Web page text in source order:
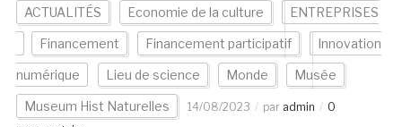
ACTUALITÉS Economie de la culture ENTREPRISES
Financement Financement participatif Innovation
numérique Lieu de science Monde Musée
Museum Hist Naturelles 14/08/2023 par admin
0